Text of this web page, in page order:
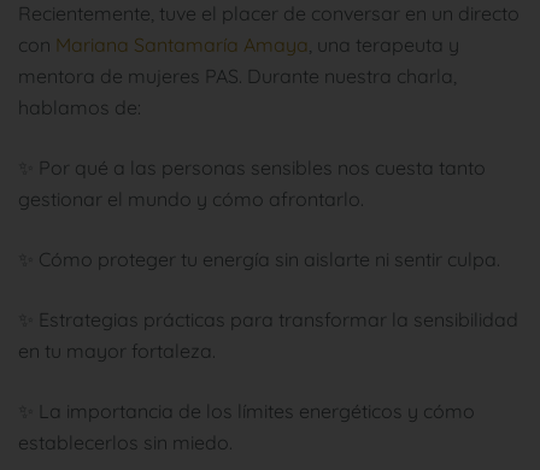
Recientemente, tuve el placer de conversar en un directo
con Mariana Santamaría Amaya, una terapeuta y
mentora de mujeres PAS. Durante nuestra charla,
hablamos de:
✨ Por qué a las personas sensibles nos cuesta tanto
gestionar el mundo y cómo afrontarlo.
✨ Cómo proteger tu energía sin aislarte ni sentir culpa.
✨ Estrategias prácticas para transformar la sensibilidad
en tu mayor fortaleza.
✨ La importancia de los límites energéticos y cómo
establecerlos sin miedo.